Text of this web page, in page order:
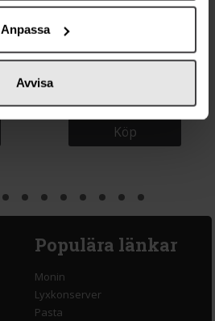
Anpassa
Avvisa
Köp
Populära länkar
Monin
Lyxkonserver
Pasta